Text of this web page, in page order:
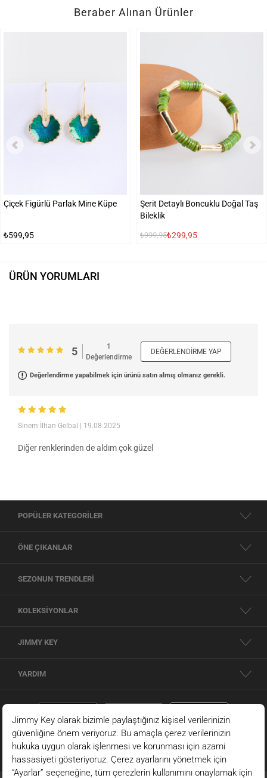
Beraber Alınan Ürünler
Çiçek Figürlü Parlak Mine Küpe
₺599,95
Şerit Detaylı Boncuklu Doğal Taş
Bileklik
₺999,95₺299,95
ÜRÜN YORUMLARI
5
1
Değerlendirme
DEĞERLENDIRME YAP
Değerlendirme yapabilmek için ürünü satın almış olmanız gerekli.
Sinem İlhan Gelbal | 19.08.2025
Diğer renklerinden de aldım çok güzel
POPÜLER KATEGORİLER
ÖNE ÇIKANLAR
SEZONUN TRENDLERİ
KOLEKSİYONLAR
JIMMY KEY
YARDIM